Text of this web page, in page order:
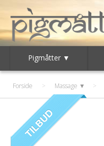
Pigmåtter ▼
Forside > Massage ▼ >